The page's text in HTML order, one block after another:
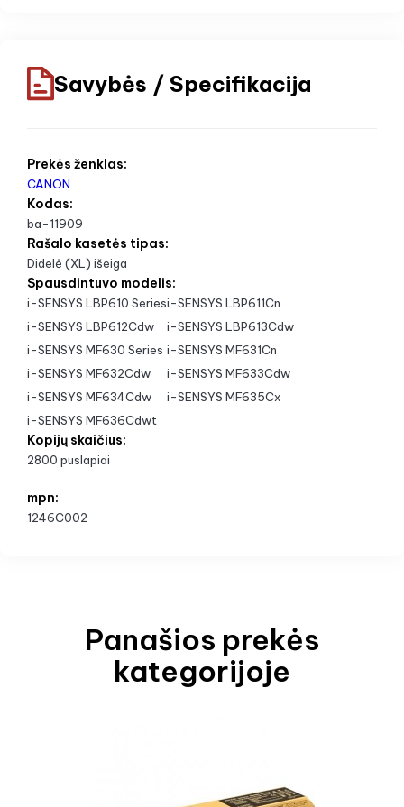
Savybės / Specifikacija
Prekės ženklas:
CANON
Kodas:
ba-11909
Rašalo kasetės tipas:
Didelė (XL) išeiga
Spausdintuvo modelis:
i-SENSYS LBP610 Seriesi-SENSYS LBP611Cn
i-SENSYS LBP612Cdw
i-SENSYS LBP613Cdw
i-SENSYS MF630 Series i-SENSYS MF631Cn
i-SENSYS MF632Cdw
i-SENSYS MF633Cdw
i-SENSYS MF634Cdw
i-SENSYS MF635Cx
i-SENSYS MF636Cdwt
Kopijų skaičius:
2800 puslapiai
mpn:
1246C002
Panašios prekės
kategorijoje